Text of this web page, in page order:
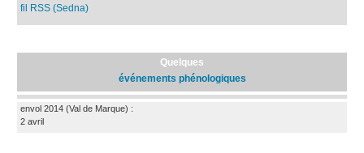
fil RSS (Sedna)
Quelques
événements phénologiques
envol 2014 (Val de Marque) :
2 avril